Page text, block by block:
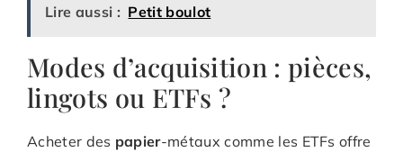
Lire aussi : Petit boulot
Modes d’acquisition : pièces,
lingots ou ETFs ?
Acheter des papier-métaux comme les ETFs offre